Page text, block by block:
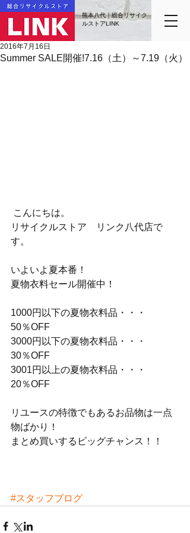
熊本八代｜総合リサイク
ルストアLINK
Summer SALE開催!7.16（土）～7.19（火）
2016年7月16日
こんにちは。
リサイクルストア　リンク八代店で
す。
いよいよ夏本番！
夏物衣料セール開催中！
1000円以下の夏物衣料品・・・
50％OFF
3000円以下の夏物衣料品・・・
30％OFF
3001円以上の夏物衣料品・・・
20％OFF
リユースの特徴でもあるお品物は一点
物ばかり！
まとめ買いするビッグチャンス！！
#スタッフブログ